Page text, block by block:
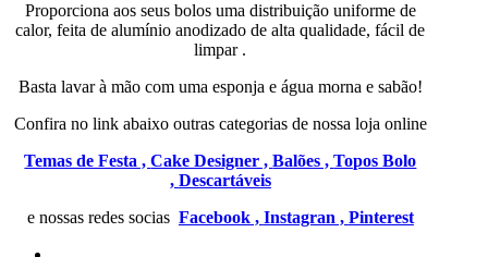
Proporciona aos seus bolos uma distribuição uniforme de
calor, feita de alumínio anodizado de alta qualidade, fácil de
limpar .
Basta lavar à mão com uma esponja e água morna e sabão!
Confira no link abaixo outras categorias de nossa loja online
Temas de Festa ,Cake Designer ,Balões ,Topos Bolo
, Descartáveis
e nossas redes socias Facebook , Instagran , Pinterest